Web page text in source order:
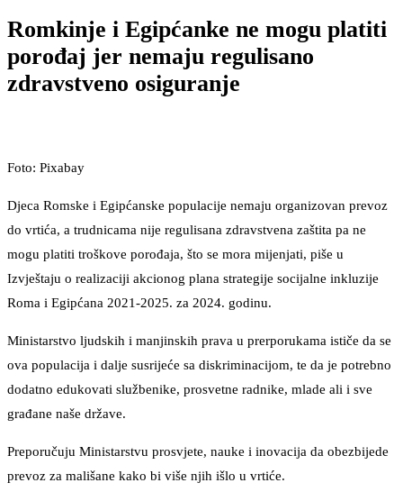
Romkinje i Egipćanke ne mogu platiti
porođaj jer nemaju regulisano
zdravstveno osiguranje
Foto: Pixabay
Djeca Romske i Egipćanske populacije nemaju organizovan prevoz
do vrtića, a trudnicama nije regulisana zdravstvena zaštita pa ne
mogu platiti troškove porođaja, što se mora mijenjati, piše u
Izvještaju o realizaciji akcionog plana strategije socijalne inkluzije
Roma i Egipćana 2021-2025. za 2024. godinu.
Ministarstvo ljudskih i manjinskih prava u prerporukama ističe da se
ova populacija i dalje susrijeće sa diskriminacijom, te da je potrebno
dodatno edukovati službenike, prosvetne radnike, mlade ali i sve
građane naše države.
Preporučuju Ministarstvu prosvjete, nauke i inovacija da obezbijede
prevoz za mališane kako bi više njih išlo u vrtiće.